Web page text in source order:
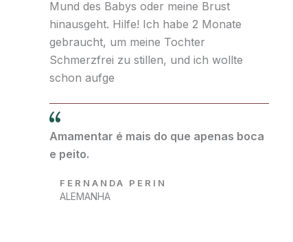
Mund des Babys oder meine Brust
hinausgeht. Hilfe! Ich habe 2 Monate
gebraucht, um meine Tochter
Schmerzfrei zu stillen, und ich wollte
schon aufge
Amamentar é mais do que apenas boca
e peito.
FERNANDA PERIN
ALEMANHA